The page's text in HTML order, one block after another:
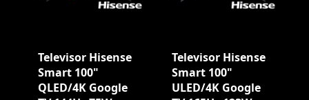
Televisor Hisense
Smart 100"
QLED/4K Google
Televisor Hisense
Smart 100"
ULED/4K Google